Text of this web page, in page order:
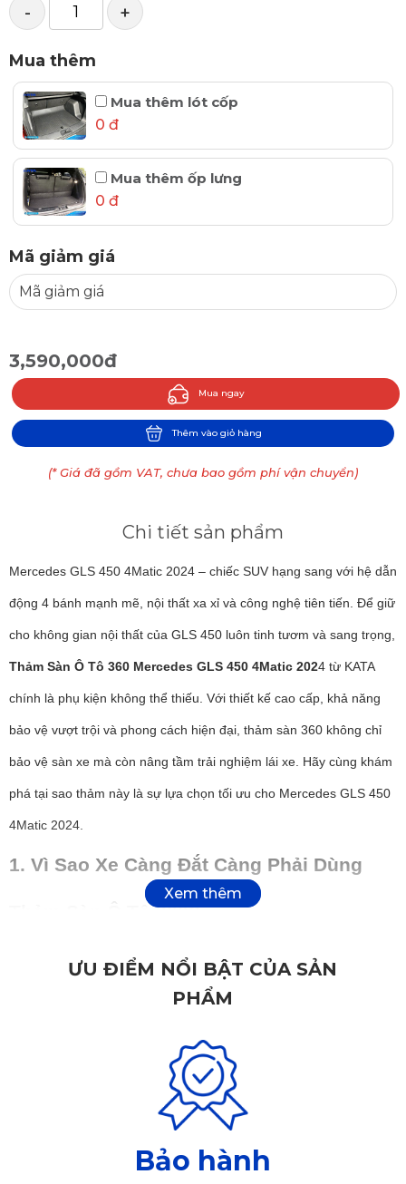
- +
Mua thêm
Mua thêm lót cốp
0 đ
Mua thêm ốp lưng
0 đ
Mã giảm giá
3,590,000đ
Mua ngay
Thêm vào giỏ hàng
(* Giá đã gồm VAT, chưa bao gồm phí vận chuyển)
Chi tiết sản phẩm
Mercedes GLS 450 4Matic 2024 – chiếc SUV hạng sang với hệ dẫn
động 4 bánh mạnh mẽ, nội thất xa xỉ và công nghệ tiên tiến. Để giữ
cho không gian nội thất của GLS 450 luôn tinh tươm và sang trọng,
Thảm Sàn Ô Tô 360 Mercedes GLS 450 4Matic 2024 từ KATA
chính là phụ kiện không thể thiếu. Với thiết kế cao cấp, khả năng
bảo vệ vượt trội và phong cách hiện đại, thảm sàn 360 không chỉ
bảo vệ sàn xe mà còn nâng tầm trải nghiệm lái xe. Hãy cùng khám
phá tại sao thảm này là sự lựa chọn tối ưu cho Mercedes GLS 450
4Matic 2024.
1. Vì Sao Xe Càng Đắt Càng Phải Dùng
Thảm Sàn Ô Tô 360?
ẩm nếu không được phủ kín.
Sàn nỉ nguyên bản tuy đẹp nhưng khó vệ sinh, dễ bám mùi, và
tốt trên nền sàn phức tạp của xe full-size 7 chỗ như GLS.
ƯU ĐIỂM NỔI BẬT CỦA SẢN
PHẨM
Bảo hành